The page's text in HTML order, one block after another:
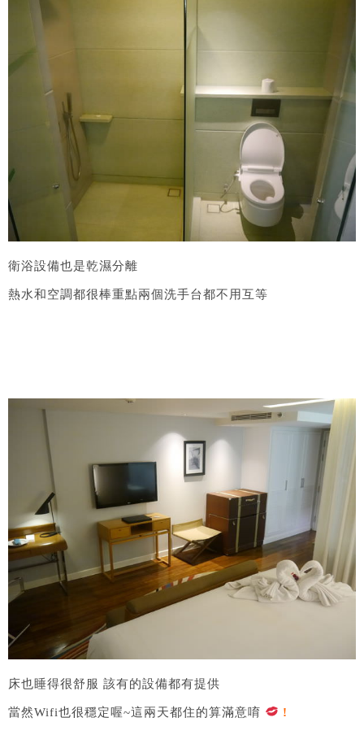
衛浴設備也是乾濕分離
熱水和空調都很棒重點兩個洗手台都不用互等
床也睡得很舒服 該有的設備都有提供
當然Wifi也很穩定喔~這兩天都住的算滿意唷​ !